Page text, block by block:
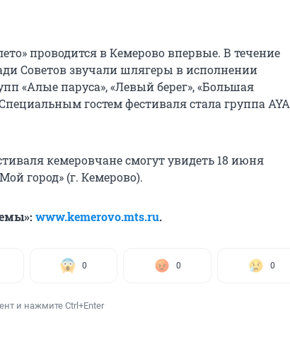
проводится в Кемерово впервые. В течение
Советов звучали шлягеры в исполнении
«Алые паруса», «Левый берег», «Большая
гостем фестиваля стала группа AYA
кемеровчане смогут увидеть 18 июня
город» (г. Кемерово).
www.kemerovo.mts.ru.
0 0 0
и нажмите Ctrl+Enter